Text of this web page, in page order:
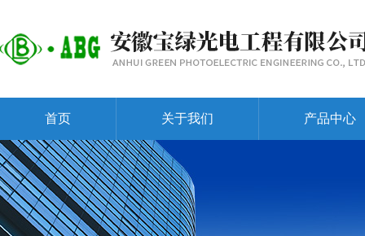
首页 关于我们 产品中心